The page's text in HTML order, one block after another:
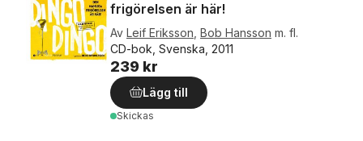
frigörelsen är här!
Av Leif Eriksson Bob Hansson m. fl.
CD-bok, Svenska, 2011
239 kr
Lägg till
Skickas